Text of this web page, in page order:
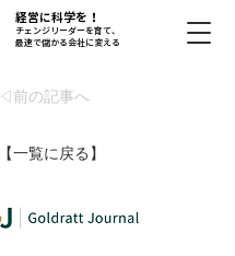
経営に科学を！
チェンジリーダーを育て、
最速で儲かる会社に変える
◁前の記事へ
【一覧に戻る】